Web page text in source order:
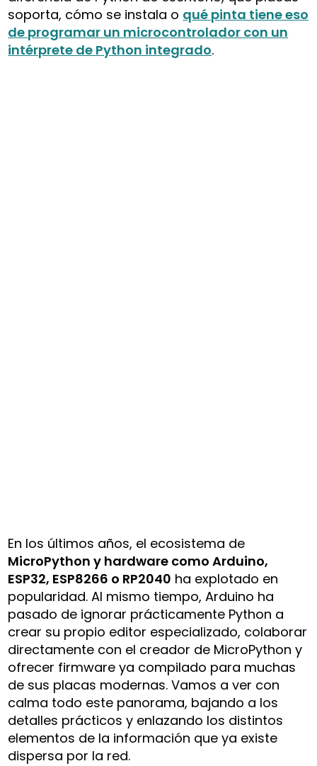
soporta, cómo se instala o qué pinta tiene eso
de programar un microcontrolador con un
intérprete de Python integrado.
En los últimos años, el ecosistema de
MicroPython y hardware como Arduino,
ESP32, ESP8266 o RP2040 ha explotado en
popularidad. Al mismo tiempo, Arduino ha
pasado de ignorar prácticamente Python a
crear su propio editor especializado, colaborar
directamente con el creador de MicroPython y
ofrecer firmware ya compilado para muchas
de sus placas modernas. Vamos a ver con
calma todo este panorama, bajando a los
detalles prácticos y enlazando los distintos
elementos de la información que ya existe
dispersa por la red.